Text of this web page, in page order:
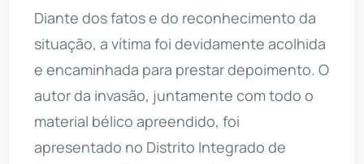
Diante dos fatos e do reconhecimento da
situação, a vítima foi devidamente acolhida
e encaminhada para prestar depoimento. O
autor da invasão, juntamente com todo o
material bélico apreendido, foi
apresentado no Distrito Integrado de